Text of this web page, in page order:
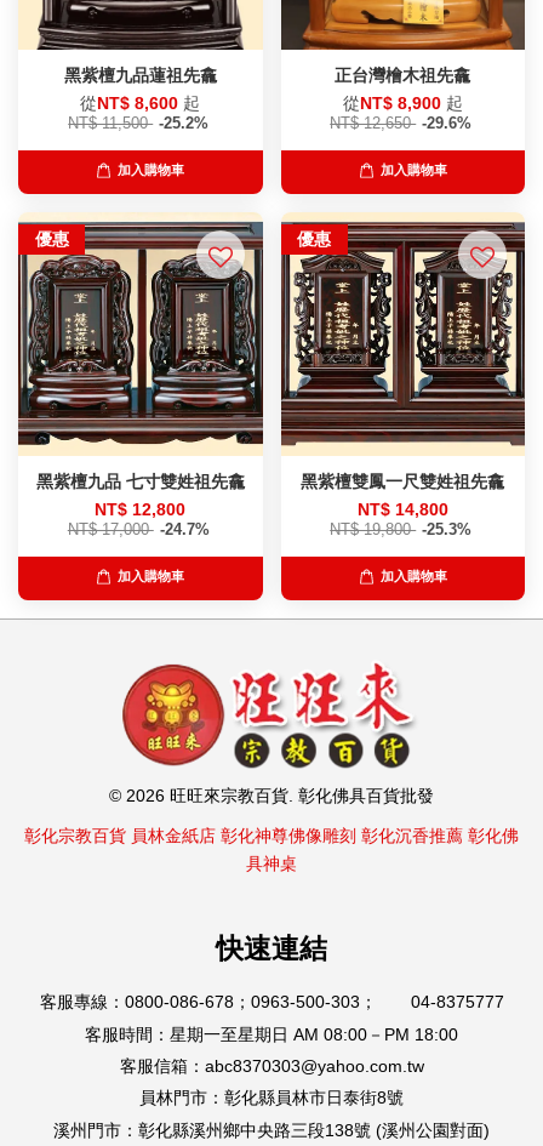
黑紫檀九品蓮祖先龕
從NT$ 8,600 起
NT$ 11,500 -25.2%
加入購物車
正台灣檜木祖先龕
從NT$ 8,900 起
NT$ 12,650 -29.6%
加入購物車
優惠
黑紫檀九品 七寸雙姓祖先龕
NT$ 12,800
NT$ 17,000 -24.7%
加入購物車
優惠
黑紫檀雙鳳一尺雙姓祖先龕
NT$ 14,800
NT$ 19,800 -25.3%
加入購物車
© 2026 旺旺來宗教百貨. 彰化佛具百貨批發
彰化宗教百貨 員林金紙店 彰化神尊佛像雕刻 彰化沉香推薦 彰化佛
具神桌
快速連結
客服專線：0800-086-678；0963-500-303； 04-8375777
客服時間：星期一至星期日 AM 08:00－PM 18:00
客服信箱：abc8370303@yahoo.com.tw
員林門市：彰化縣員林市日泰街8號
溪州門市：彰化縣溪州鄉中央路三段138號 (溪州公園對面)